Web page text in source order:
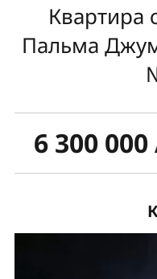
Квартира
Пальма
6 300 000